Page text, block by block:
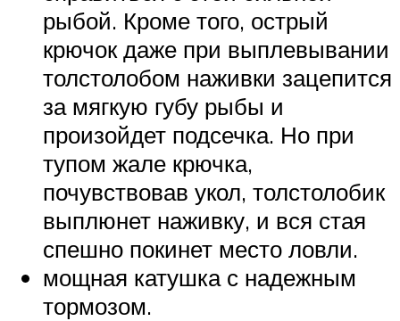
рыбой. Кроме того, острый
крючок даже при выплевывании
толстолобом наживки зацепится
за мягкую губу рыбы и
произойдет подсечка. Но при
тупом жале крючка,
почувствовав укол, толстолобик
выплюнет наживку, и вся стая
спешно покинет место ловли.
мощная катушка с надежным
тормозом.